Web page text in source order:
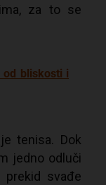
za to se
od bliskosti i
tenisa. Dok
jedno odluči
prekid svađe